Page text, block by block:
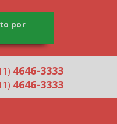
por
4646-3333
4646-3333